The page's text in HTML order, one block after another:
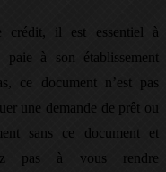
crédit, il est essentiel à
à son établissement
ce document n’est pas
une demande de prêt ou
sans ce document et
pas à vous rendre